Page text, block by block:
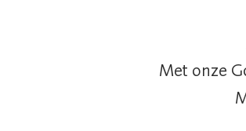
Met onze